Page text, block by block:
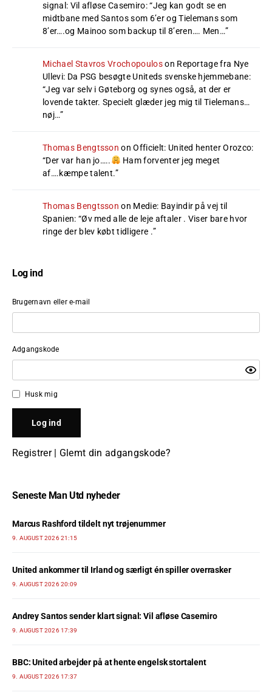
signal: Vil afløse Casemiro: “Jeg kan godt se en
midtbane med Santos som 6’er og Tielemans som
8’er….og Mainoo som backup til 8’eren…. Men…”
Michael Stavros Vrochopouloson Reportage fra Nye
Ullevi: Da PSG besøgte Uniteds svenske hjemmebane:
“Jeg var selv i Gøteborg og synes også, at der er
lovende takter. Specielt glæder jeg mig til Tielemans…
nøj…”
Thomas Bengtsson onOfficielt: United henter Orozco:
“Der var han jo…..
Ham forventer jeg meget
af….kæmpe talent.”
Thomas Bengtsson on Medie: Bayindir på vej til
Spanien: “Øv med alle de leje aftaler . Viser bare hvor
ringe der blev købt tidligere .”
Log ind
Brugernavn eller e-mail
Adgangskode
Husk mig
Registrer| Glemt din adgangskode?
Seneste Man Utd nyheder
Marcus Rashford tildelt nyt trøjenummer
9. AUGUST 2026 21:15
United ankommer til Irland og særligt én spiller overrasker
9. AUGUST 2026 20:09
Andrey Santos sender klart signal: Vil afløse Casemiro
9. AUGUST 2026 17:39
BBC: United arbejder på at hente engelsk stortalent
9. AUGUST 2026 17:37